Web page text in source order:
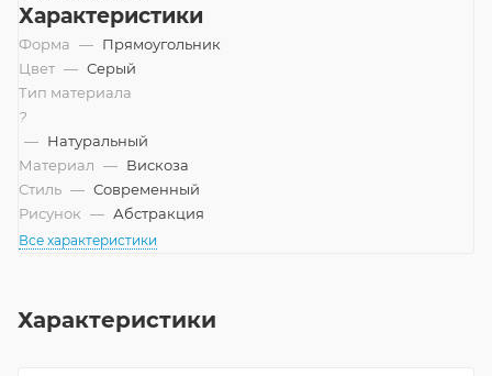
Характеристики
Форма — Прямоугольник
Цвет — Серый
Тип материала
?
— Натуральный
Материал — Вискоза
Стиль — Современный
Рисунок — Абстракция
Все характеристики
Характеристики